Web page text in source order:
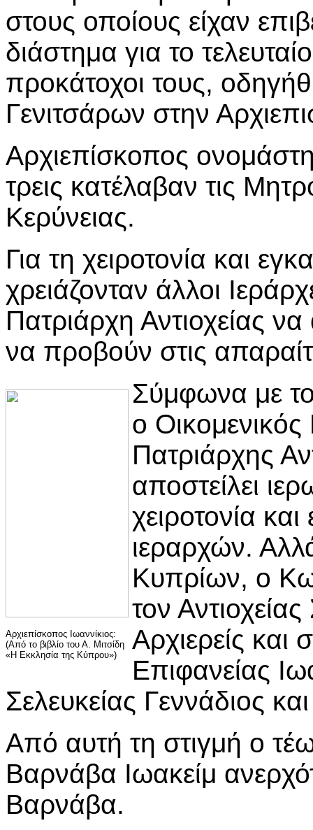
στους οποίους είχαν
διάστημα για το
προκάτοχοι τους,
Γενιτσάρων στην
Αρχιεπίσκοπος
τρεις κατέλαβαν τις
Κερύνειας.
Για τη χειροτονία και
χρειάζονταν άλλοι
Πατριάρχη Αντιοχείας να
να προβούν στις
Αρχιεπίσκοπος Ιωαννίκιος:
(Από το βιβλίο του Α. Μιτσίδη
«Η Εκκλησία της Κύπρου»)
Σύμφωνα με
ο
Πατριάρχης
αποστείλει
χειροτονία
ιεραρχών.
Κυπρίων, ο
τον
Αρχιερείς
Επιφανείας
Σελευκείας Γεννάδιος
Από αυτή τη στιγμή ο
Βαρνάβα Ιωακείμ
Βαρνάβα.